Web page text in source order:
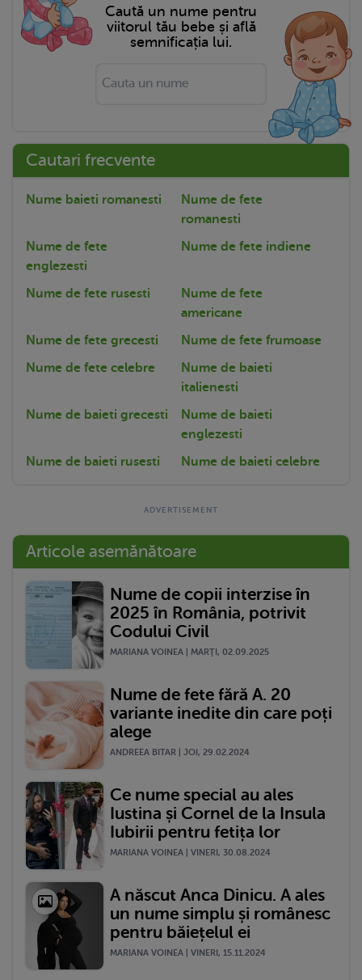
Caută un nume pentru
viitorul tău bebe și află
semnificația lui.
Cautari frecvente
Nume baieti romanesti
Nume de fete
romanesti
Nume de fete
englezesti
Nume de fete indiene
Nume de fete rusesti
Nume de fete
americane
Nume de fete grecesti
Nume de fete frumoase
Nume de fete celebre
Nume de baieti
italienesti
Nume de baieti grecesti
Nume de baieti
englezesti
Nume de baieti rusesti
Nume de baieti celebre
Articole asemănătoare
Nume de copii interzise în
2025 în România, potrivit
Codului Civil
MARIANA VOINEA | MARŢI, 02.09.2025
Nume de fete fără A. 20
variante inedite din care poți
alege
ANDREEA BITAR | JOI, 29.02.2024
Ce nume special au ales
Iustina și Cornel de la Insula
Iubirii pentru fetița lor
MARIANA VOINEA | VINERI, 30.08.2024
A născut Anca Dinicu. A ales
un nume simplu și românesc
pentru băiețelul ei
MARIANA VOINEA | VINERI, 15.11.2024